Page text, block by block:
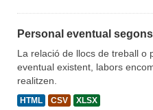
Personal eventual
La relació de llocs de treball o
eventual existent, labors
realitzen.
HTML CSV XLSX